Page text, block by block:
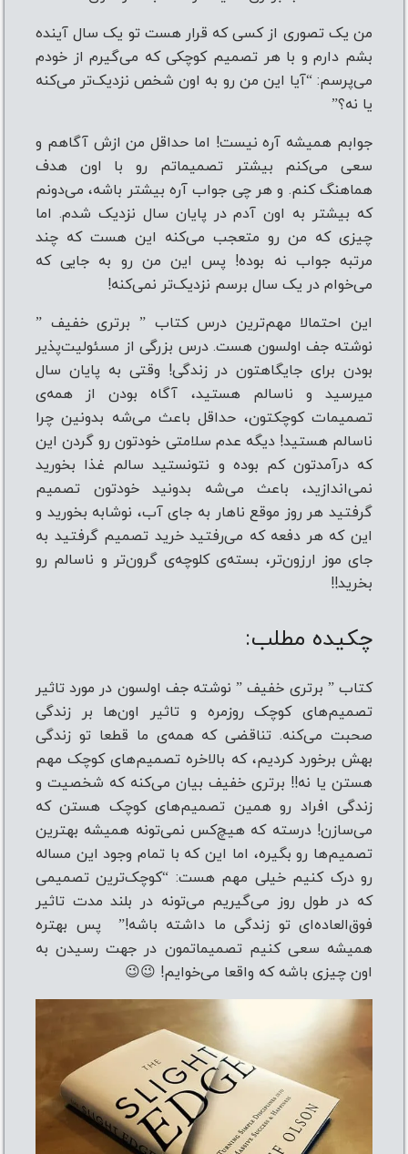
من یک تصوری از کسی که قرار هست تو یک سال آینده
بشم دارم و با هر تصمیم کوچکی که می‌گیرم از خودم
می‌پرسم: “آیا این من رو به اون شخص نزدیک‌تر می‌کنه
یا نه؟”
جوابم همیشه آره نیست! اما حداقل من ازش آگاهم و
سعی می‌کنم بیشتر تصمیماتم رو با اون هدف
هماهنگ کنم. و هر چی جواب آره بیشتر باشه، می‌دونم
که بیشتر به اون آدم در پایان سال نزدیک شدم. اما
چیزی که من رو متعجب می‌کنه این هست که چند
مرتبه جواب نه بوده! پس این من رو به جایی که
می‌خوام در یک سال برسم نزدیک‌تر نمی‌کنه!
این احتمالا مهم‌ترین درس کتاب ” برتری خفیف ”
نوشته جف اولسون هست. درس بزرگی از مسئولیت‌پذیر
بودن برای جایگاهتون در زندگی! وقتی به پایان سال
می‎رسید و ناسالم هستید، آگاه بودن از همه‌ی
تصمیمات کوچکتون، حداقل باعث می‌شه بدونین چرا
ناسالم هستید! دیگه عدم سلامتی خودتون رو گردن این
که درآمدتون کم بوده و نتونستید سالم غذا بخورید
نمی‌اندازید، باعث می‌شه بدونید خودتون تصمیم
گرفتید هر روز موقع ناهار به جای آب، نوشابه بخورید و
این که هر دفعه که می‌رفتید خرید تصمیم گرفتید به
جای موز ارزون‌تر، بسته‌ی کلوچه‌ی گرون‌تر و ناسالم رو
بخرید!!
چکیده مطلب:
کتاب ” برتری خفیف ” نوشته جف اولسون در مورد تاثیر
تصمیم‌های کوچک روزمره و تاثیر اون‌ها بر زندگی
صحبت می‌کنه. تناقضی که همه‌ی ما قطعا تو زندگی
بهش برخورد کردیم، که بالاخره تصمیم‌های کوچک مهم
هستن یا نه!! برتری خفیف بیان می‌کنه که شخصیت و
زندگی افراد رو همین تصمیم‌های کوچک هستن که
می‌سازن! درسته که هیچ‌کس نمی‌تونه همیشه بهترین
تصمیم‌ها رو بگیره، اما این که با تمام وجود این مساله
رو درک کنیم خیلی مهم هست: “کوچک‌ترین تصمیمی
که در طول روز می‌گیریم می‌تونه در بلند مدت تاثیر
فوق‌العاده‌ای تو زندگی ما داشته باشه!” پس بهتره
همیشه سعی کنیم تصمیماتمون در جهت رسیدن به
اون چیزی باشه که واقعا می‌خوایم! 😉😉